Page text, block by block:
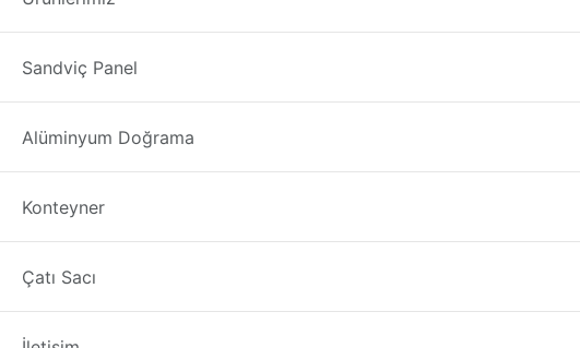
Sandviç Panel
Alüminyum Doğrama
Konteyner
Çatı Sacı
1. PU
sandviç panellerÇankırıilimizde iyi satış sonrası
tekkat panel fiyatları Çankırı
tekkat panel fiyatları
kaliteli gelişmiş tuğla, taş, fayans, mozaik, ahşap